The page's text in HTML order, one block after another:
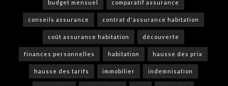
budget mensuel comparatif assurance
conseils assurance contrat d'assurance habitation
coût assurance habitation découverte
finances personnelles habitation hausse des prix
hausse des tarifs immobilier indemnisation